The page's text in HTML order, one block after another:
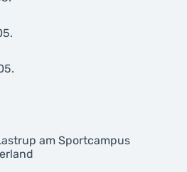
am Sportcampus